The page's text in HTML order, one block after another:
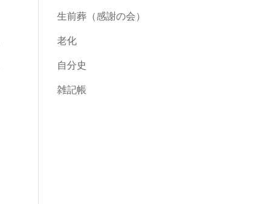
生前葬（感謝の会）
老化
自分史
雑記帳